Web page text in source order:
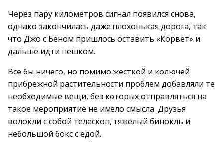
Через пару километров сигнал появился снова,
однако закончилась даже плохонькая дорога, так
что Джо с Беном пришлось оставить «Корвет» и
дальше идти пешком.
Все бы ничего, но помимо жесткой и колючей
прибрежной растительности проблем добавляли те
необходимые вещи, без которых отправляться на
такое мероприятие не имело смысла. Друзья
волокли с собой телескоп, тяжелый бинокль и
небольшой бокс с едой.